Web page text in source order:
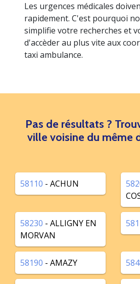
Les urgences médicales
rapidement. C'est pourquoi
simplifie votre recherches et
d'accèder au plus vite aux
taxi ambulance.
Pas de résultats ?
ville voisine du même
58110 - ACHUN
58230 - ALLIGNY EN
MORVAN
58190 - AMAZY